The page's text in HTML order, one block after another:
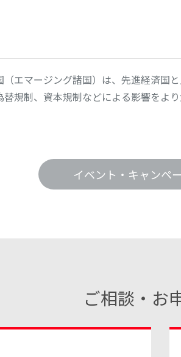
エマージング諸国）は、先進経済国
規制、資本規制などによる影響をよ
イベント・キャンペ
ご相談・お